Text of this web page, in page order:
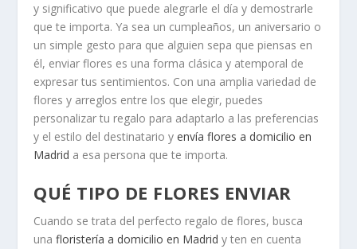
y significativo que puede alegrarle el día y demostrarle
que te importa. Ya sea un cumpleaños, un aniversario o
un simple gesto para que alguien sepa que piensas en
él, enviar flores es una forma clásica y atemporal de
expresar tus sentimientos. Con una amplia variedad de
flores y arreglos entre los que elegir, puedes
personalizar tu regalo para adaptarlo a las preferencias
y el estilo del destinatario yenvía flores a domicilio en
Madrid a esa persona que te importa.
QUÉ TIPO DE FLORES ENVIAR
Cuando se trata del perfecto regalo de flores, busca
unafloristería a domicilio en Madrid y ten en cuenta